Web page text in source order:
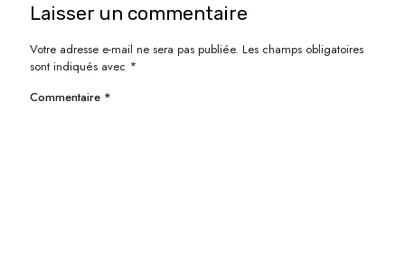
Laisser un commentaire
Votre adresse e-mail ne sera pas publiée. Les champs obligatoires
sont indiqués avec *
Commentaire *